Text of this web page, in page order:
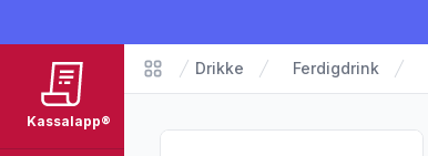
Kassalapp®
Matvarer
Drikke Ferdigdrink